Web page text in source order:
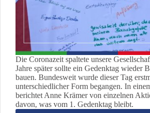
Die Coronazeit spaltete unsere
Jahre später sollte ein Gedenktag wieder
bauen. Bundesweit wurde dieser Tag
unterschiedlicher Form begangen. In
berichtet Anne Krämer von einzelnen
davon, was vom 1. Gedenktag bleibt.